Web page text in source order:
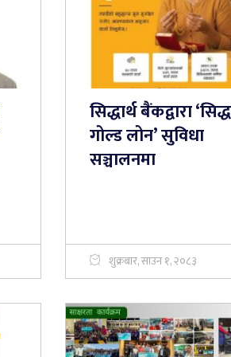
सिद्धार्थ बैंकद्वारा
गोल्ड लोन’ सुविधा
सञ्चालनमा
शुक्रबार, साउन १, २०८३